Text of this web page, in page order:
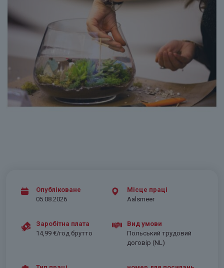
Опубліковане
05.08.2026
Місце праці
Aalsmeer
Заробітна плата
14,99 €/год брутто
Вид умови
Польський трудовий
договір (NL)